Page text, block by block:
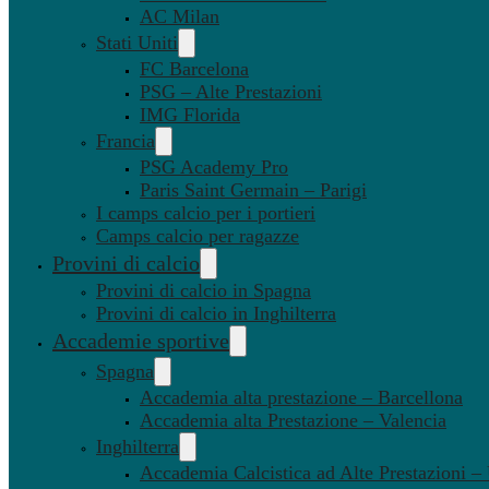
AC Milan
Stati Uniti
FC Barcelona
PSG – Alte Prestazioni
IMG Florida
Francia
PSG Academy Pro
Paris Saint Germain – Parigi
I camps calcio per i portieri
Camps calcio per ragazze
Provini di calcio
Provini di calcio in Spagna
Provini di calcio in Inghilterra
Accademie sportive
Spagna
Accademia alta prestazione – Barcellona
Accademia alta Prestazione – Valencia
Inghilterra
Accademia Calcistica ad Alte Prestazioni